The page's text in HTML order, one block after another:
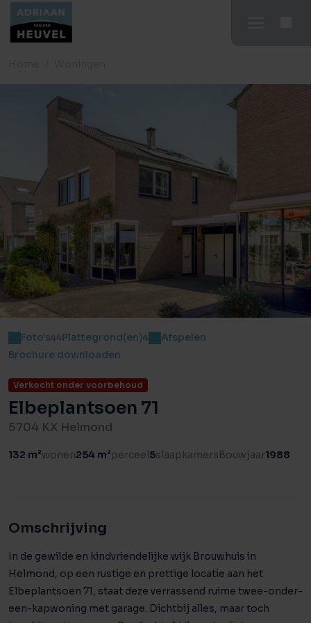
Foto's44Plattegrond(en)4
Afspelen
Brochure downloaden
Verkocht onder voorbehoud
Elbeplantsoen 71
5704 KX Helmond
132 m²wonen254 m²perceel5slaapkamersBouwjaar1988
Omschrijving
In de gewilde en kindvriendelijke wijk Brouwhuis in
Helmond, op een rustige en prettige locatie aan het
Elbeplantsoen 71, staat deze verrassend ruime twee-onder-
een-kapwoning met garage. Dichtbij alles, maar toch